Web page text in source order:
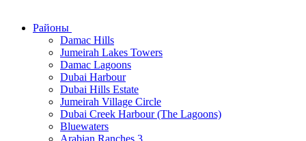
Районы
Damac Hills
Jumeirah Lakes Towers
Damac Lagoons
Dubai Harbour
Dubai Hills Estate
Jumeirah Village Circle
Dubai Creek Harbour (The Lagoons)
Bluewaters
Arabian Ranches 3